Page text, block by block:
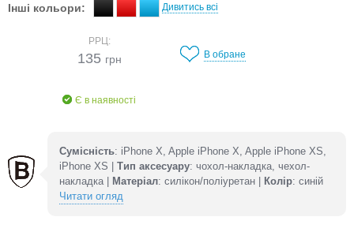
Інші кольори: Дивитись всі
РРЦ:
135 грн
Є в наявності
В обране
Сумісність: iPhone X, Apple iPhone X, Apple iPhone XS,
iPhone XS | Тип аксесуару: чохол-накладка, чехол-
накладка |
Матеріал: силікон/поліуретан | Колір: синій
Читати огляд